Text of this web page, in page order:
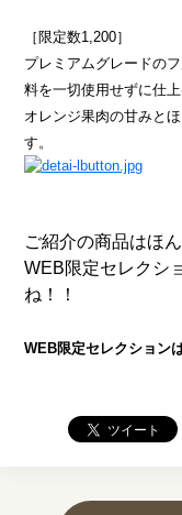
［限定数1,200］
プレミアムグレードの
料を一切使用せずに仕上
オレンジ果肉の甘みと
す。
ご紹介の商品はほ
WEB限定セレクシ
ね！！
WEB限定セレクション
ツイート